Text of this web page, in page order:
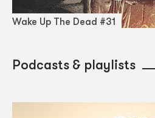
Wake Up The Dead #31
Podcasts & playlists